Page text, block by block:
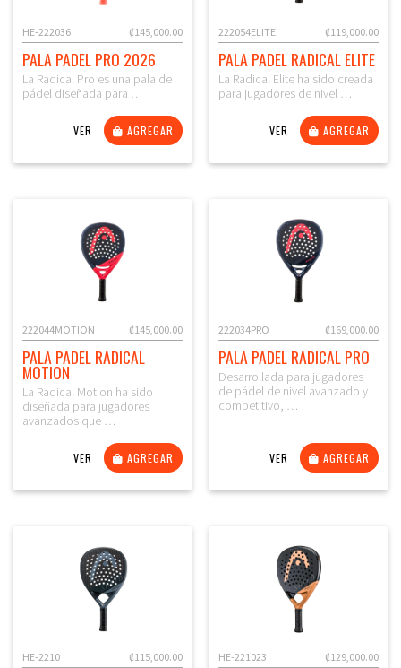
₡145,000.00
HE-222036
PALA PADEL PRO 2026
La Radical Pro es una pala de
pádel diseñada para …
VER AGREGAR
₡119,000.00
222054ELITE
PALA PADEL RADICAL ELITE
La Radical Elite ha sido creada
para jugadores de nivel …
VER AGREGAR
₡145,000.00
222044MOTION
PALA PADEL RADICAL
MOTION
La Radical Motion ha sido
diseñada para jugadores
avanzados que …
VER AGREGAR
₡169,000.00
222034PRO
PALA PADEL RADICAL PRO
Desarrollada para jugadores
de pádel de nivel avanzado y
competitivo, …
VER AGREGAR
₡115,000.00
HE-2210 ₡129,000.00
HE-221023